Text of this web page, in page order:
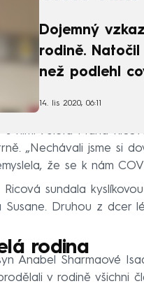
Dojemný
rodině.
než podlehl
14. lis 2020, 06:11
nimi 76letá Maria
„Nechávali jsme si
že se k nám
sundala
Druhou z dcer
rodina
Anabel Sharmaové
v rodině všichni